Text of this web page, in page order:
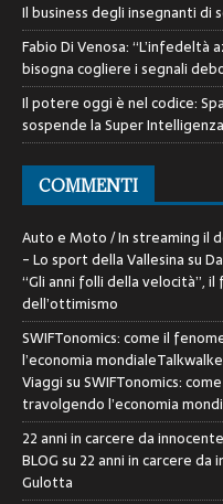
Il business degli insegnanti di
Fabio Di Venosa:
bisogna cogliere i segnali
Il potere oggi è nel codice:
sospende la Super
COMMENTI
Auto e Moto / In streaming il
- Lo sport della Vallesinasu
“Gli anni folli della velocità”,
dell’ottimismo
SWIFTonomics: come il
l’economia
ViaggisuSWIFTonomics:
travolgendo l’economia
22 anni in carcere da
BLOGsu 22 anni in carcere da
Gulotta